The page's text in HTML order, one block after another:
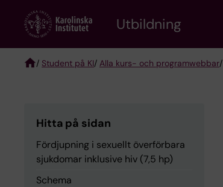
content
Utbildning
/ Student på KI/ Alla kurs- och programwebbar/
Hitta på sidan
Fördjupning i sexuellt överförbara
sjukdomar inklusive hiv (7,5 hp)
Schema